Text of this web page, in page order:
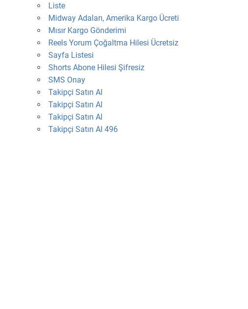
Liste
Midway Adaları, Amerika Kargo Ücreti
Mısır Kargo Gönderimi
Reels Yorum Çoğaltma Hilesi Ücretsiz
Sayfa Listesi
Shorts Abone Hilesi Şifresiz
SMS Onay
Takipçi Satın Al
Takipçi Satın Al
Takipçi Satın Al
Takipçi Satın Al 496